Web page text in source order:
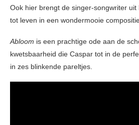
Ook hier brengt de singer-songwriter
tot leven in een wondermooie
Abloom is een prachtige ode aan de
kwetsbaarheid die Caspar tot in de
in zes blinkende pareltjes.